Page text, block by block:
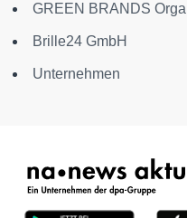
GREEN BRANDS
Brille24 GmbH
Unternehmen